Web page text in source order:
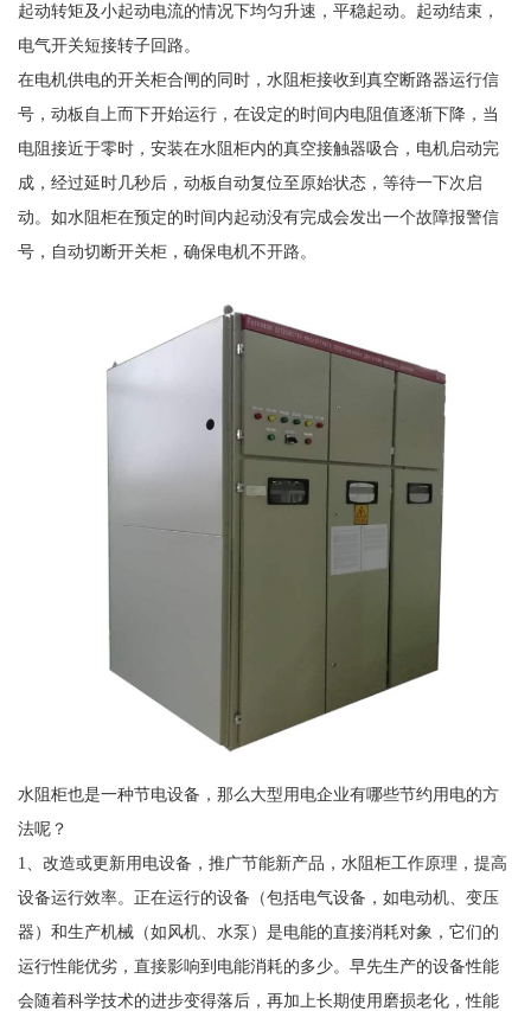
起动转矩及小起动电流的情况下均匀升速，平稳起动。起动结束，
电气开关短接转子回路。
在电机供电的开关柜合闸的同时，水阻柜接收到真空断路器运行信
号，动板自上而下开始运行，在设定的时间内电阻值逐渐下降，当
电阻接近于零时，安装在水阻柜内的真空接触器吸合，电机启动完
成，经过延时几秒后，动板自动复位至原始状态，等待一下次启
动。如水阻柜在预定的时间内起动没有完成会发出一个故障报警信
号，自动切断开关柜，确保电机不开路。
水阻柜也是一种节电设备，那么大型用电企业有哪些节约用电的方
法呢？
1、改造或更新用电设备，推广节能新产品，水阻柜工作原理，提高
设备运行效率。正在运行的设备（包括电气设备，如电动机、变压
器）和生产机械（如风机、水泵）是电能的直接消耗对象，它们的
运行性能优劣，直接影响到电能消耗的多少。早先生产的设备性能
会随着科学技术的进步变得落后，再加上长期使用磨损老化，性能